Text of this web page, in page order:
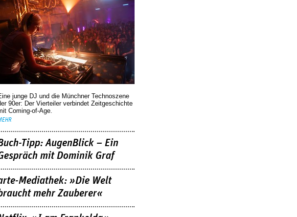
junge DJ und die Münchner Technoszene
90er: Der Vierteiler verbindet Zeitgeschichte
Coming-of-Age.
Tipp: AugenBlick – Ein
mit Dominik Graf
Mediathek: »Die Welt
mehr Zauberer«